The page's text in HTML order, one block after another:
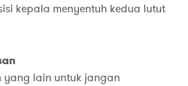
kepala menyentuh kedua lutut
yang lain untuk jangan